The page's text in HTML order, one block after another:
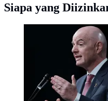
Siapa yang